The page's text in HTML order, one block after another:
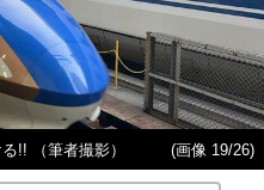
!! （筆者撮影） (画像 19/26)